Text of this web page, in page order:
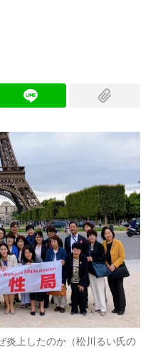
炎上したのか（松川るい氏の